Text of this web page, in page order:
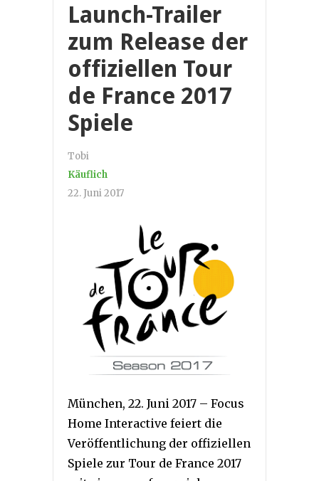
Launch-Trailer
zum Release der
offiziellen Tour
de France 2017
Spiele
Tobi
Käuflich
22. Juni 2017
München, 22. Juni 2017 – Focus
Home Interactive feiert die
Veröffentlichung der offiziellen
Spiele zur Tour de France 2017